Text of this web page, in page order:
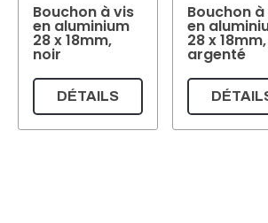
Bouchon à vis
en aluminium
28 x 18mm,
noir
DÉTAILS
Bouchon
en
28 x 18mm,
argenté